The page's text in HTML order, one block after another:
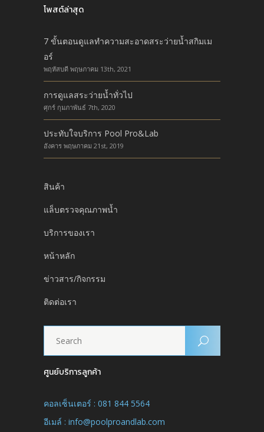
โพสต์ล่าสุด
7 ขั้นตอนดูแลทำความสะอาดสระว่ายน้ำสกิมเม
อร์
พฤหัสบดี พฤษภาคม 13th, 2021
การดูแลสระว่ายน้ำทั่วไป
ศุกร์ กุมภาพันธ์ 7th, 2020
ประทับใจบริการ Pool Pro&Lab
อังคาร พฤษภาคม 21st, 2019
สินค้า
แล็บตรวจคุณภาพน้ำ
บริการของเรา
หน้าหลัก
ข่าวสาร/กิจกรรม
ติดต่อเรา
ศูนย์บริการลูกค้า
คอลเซ็นเตอร์ : 081 844 5564
อีเมล์ : info@poolproandlab.com